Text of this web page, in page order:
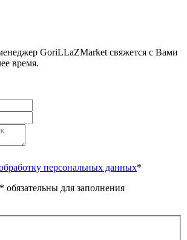
GoriLLaZMarket свяжется с Вами
время.
персональных данных*
для заполнения